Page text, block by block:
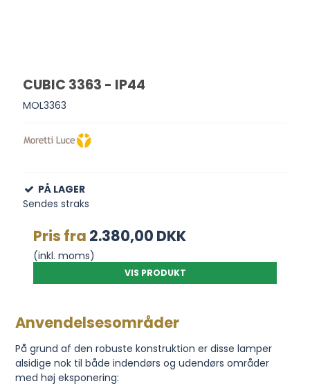
CUBIC 3363 - IP44
MOL3363
PÅ LAGER
Sendes straks
Pris fra 2.380,00 DKK
(inkl. moms)
VIS PRODUKT
Anvendelsesområder
På grund af den robuste konstruktion er disse lamper
alsidige nok til både indendørs og udendørs områder
med høj eksponering: